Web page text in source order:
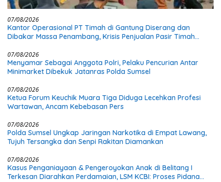
07/08/2026
Kantor Operasional PT Timah di Gantung Diserang dan
Dibakar Massa Penambang, Krisis Penjualan Pasir Timah
07/08/2026
Menyamar Sebagai Anggota Polri, Pelaku Pencurian Antar
Minimarket Dibekuk Jatanras Polda Sumsel
07/08/2026
Ketua Forum Keuchik Muara Tiga Diduga Lecehkan Profesi
Wartawan, Ancam Kebebasan Pers
07/08/2026
Polda Sumsel Ungkap Jaringan Narkotika di Empat Lawang,
Tujuh Tersangka dan Senpi Rakitan Diamankan
07/08/2026
Kasus Penganiayaan & Pengeroyokan Anak di Belitang I
Terkesan Diarahkan Perdamaian, LSM KCBI: Proses Pidana